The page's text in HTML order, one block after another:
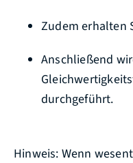
Zudem erhalten
Anschließend
durchgeführt.
Hinweis: Wenn